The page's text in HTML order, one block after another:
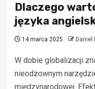
Dlaczego
języka
14 marca 2025 Daniel
W dobie globalizacji
nieodzownym
międzynarodowej.